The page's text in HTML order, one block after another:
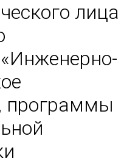
лица
программы